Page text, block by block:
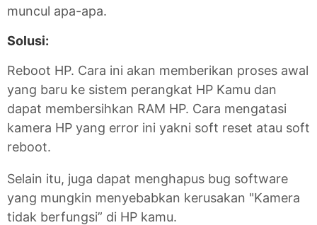
muncul apa-apa.
Solusi:
Reboot HP. Cara ini akan memberikan proses awal
yang baru ke sistem perangkat HP Kamu dan
dapat membersihkan RAM HP. Cara mengatasi
kamera HP yang error ini yakni soft reset atau soft
reboot.
Selain itu, juga dapat menghapus bug software
yang mungkin menyebabkan kerusakan "Kamera
tidak berfungsi” di HP kamu.